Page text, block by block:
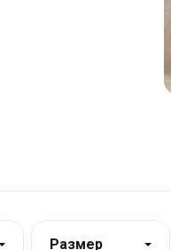
Размер